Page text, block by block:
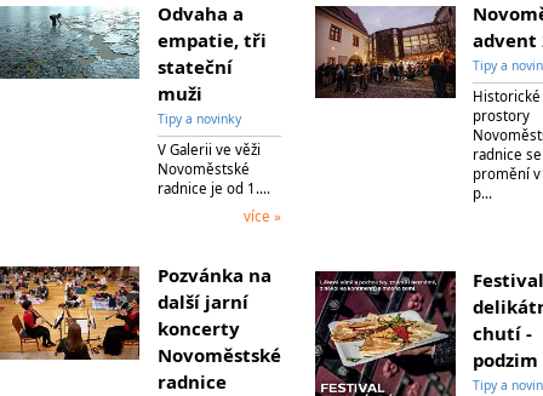
Odvaha a
empatie, tři
stateční
muži
Tipy a novinky
V Galerii ve věži
Novoměstské
radnice je od 1.…
více »
Pozvánka na
další jarní
koncerty
Novoměstské
radnice
advent
Tipy a
Historické
prostory
radnice
promění
p…
Festival
chutí -
podzim
Tipy a